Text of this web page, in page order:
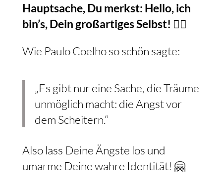
Hauptsache, Du merkst: Hello, ich
bin’s, Dein großartiges Selbst! 🙋‍♀️
Wie Paulo Coelho so schön sagte:
„Es gibt nur eine Sache, die Träume
unmöglich macht: die Angst vor
dem Scheitern.“
Also lass Deine Ängste los und
umarme Deine wahre Identität! 🤗